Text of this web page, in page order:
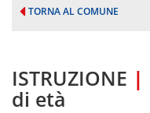
TORNA AL COMUNE
ISTRUZIONE |
di età